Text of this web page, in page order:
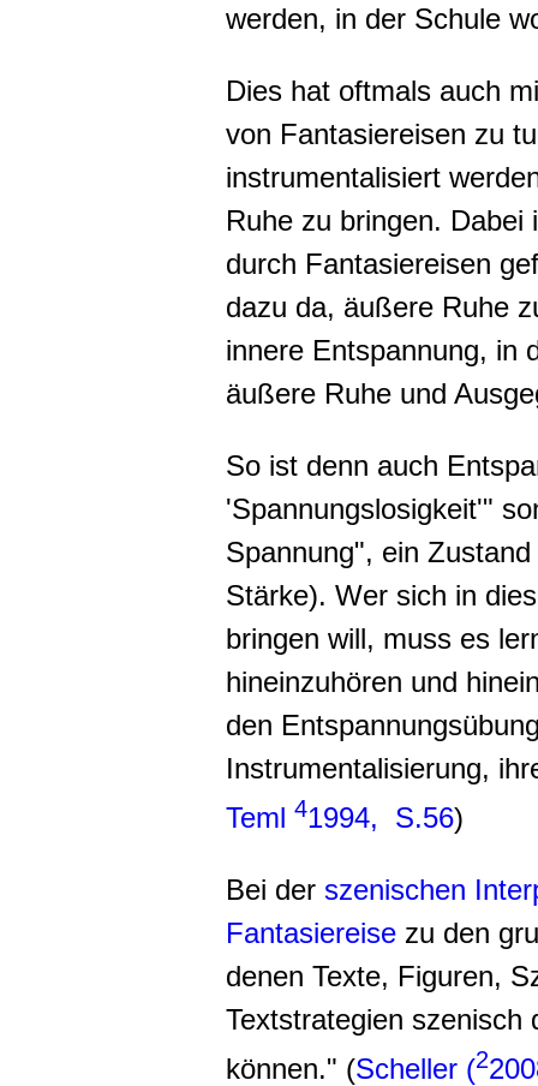
werden, in der Schule
Dies hat oftmals auch
von Fantasiereisen zu
instrumentalisiert
Ruhe zu bringen.
durch Fantasiereisen
dazu da, äußere Ruhe
innere Entspannung, in
äußere Ruhe und
So ist denn auch
'Spannungslosigkeit'"
Spannung", ein
Stärke). Wer sich in
bringen will, muss es
hineinzuhören und
den
Instrumentalisierung,
Teml 41994, S.56)
Bei der szenischen
Fantasiereise zu den
denen Texte, Figuren,
Textstrategien szenisch
können." (Scheller (2